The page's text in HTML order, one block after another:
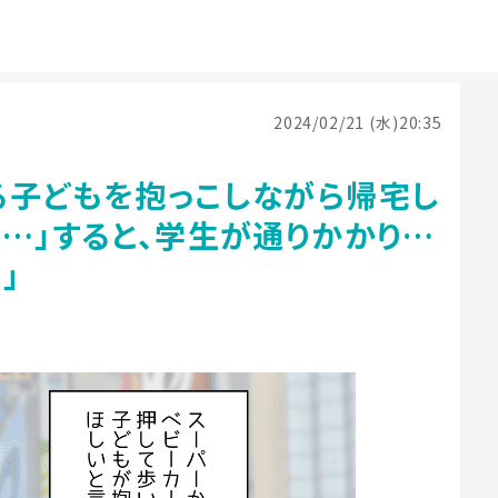
2024/02/21 (水)20:35
どもを抱っこしながら帰宅し
すると、学生が通りかかり…